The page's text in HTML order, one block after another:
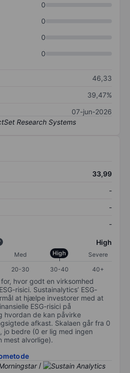
0
0
0
0
46,33
39,47%
07-jun-2026
33,99
-
-
-
High
Med High
Severe
20-30 30-40 40+
hvor godt en virksomhed
risici. Sustainalytics’ ESG-
at hjælpe investorer med at
ESG-risici på
hvordan de kan påvirke
afkast. Skalaen går fra 0
jo bedre (0 er lig med ingen
mest alvorlige).
/